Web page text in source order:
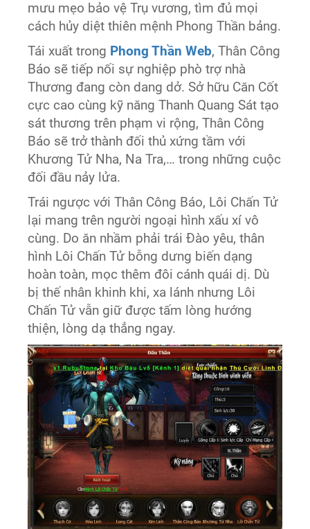
mưu mẹo bảo vệ Trụ vương, tìm đủ mọi
cách hủy diệt thiên mệnh Phong Thần bảng.
Tái xuất trong Phong Thần Web, Thân Công
Báo sẽ tiếp nối sự nghiệp phò trợ nhà
Thương đang còn dang dở. Sở hữu Căn Cốt
cực cao cùng kỹ năng Thanh Quang Sát tạo
sát thương trên phạm vi rộng, Thân Công
Báo sẽ trở thành đối thủ xứng tầm với
Khương Tử Nha, Na Tra,… trong những cuộc
đối đầu nảy lửa.
Trái ngược với Thân Công Báo, Lôi Chấn Tử
lại mang trên người ngoại hình xấu xí vô
cùng. Do ăn nhầm phải trái Đào yêu, thân
hình Lôi Chấn Tử bỗng dưng biến dạng
hoàn toàn, mọc thêm đôi cánh quái dị. Dù
bị thế nhân khinh khi, xa lánh nhưng Lôi
Chấn Tử vẫn giữ được tấm lòng hướng
thiện, lòng dạ thẳng ngay.